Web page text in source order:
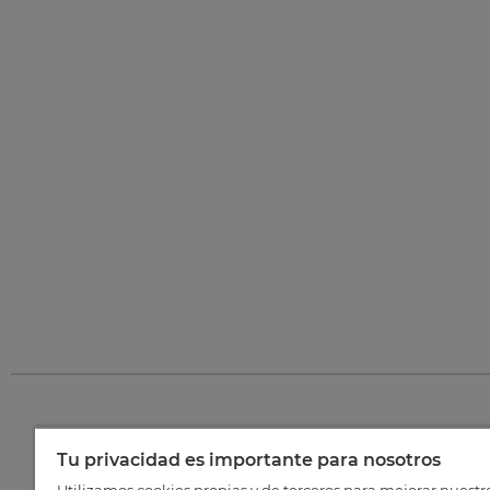
Tu privacidad es importante para nosotros